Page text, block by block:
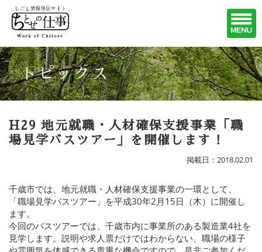
トピックス
H29 地元就職・人材確保支援事業「職
場見学バスツアー」を開催します！
掲載日：2018.02.01
千歳市では、地元就職・人材確保支援事業の一環として、
「職場見学バスツアー」を平成30年2月15日（木）に開催し
ます。
今回のバスツアーでは、千歳市内に事業所のある製造業4社を
見学します。説明や求人票だけではわからない、職場の様子